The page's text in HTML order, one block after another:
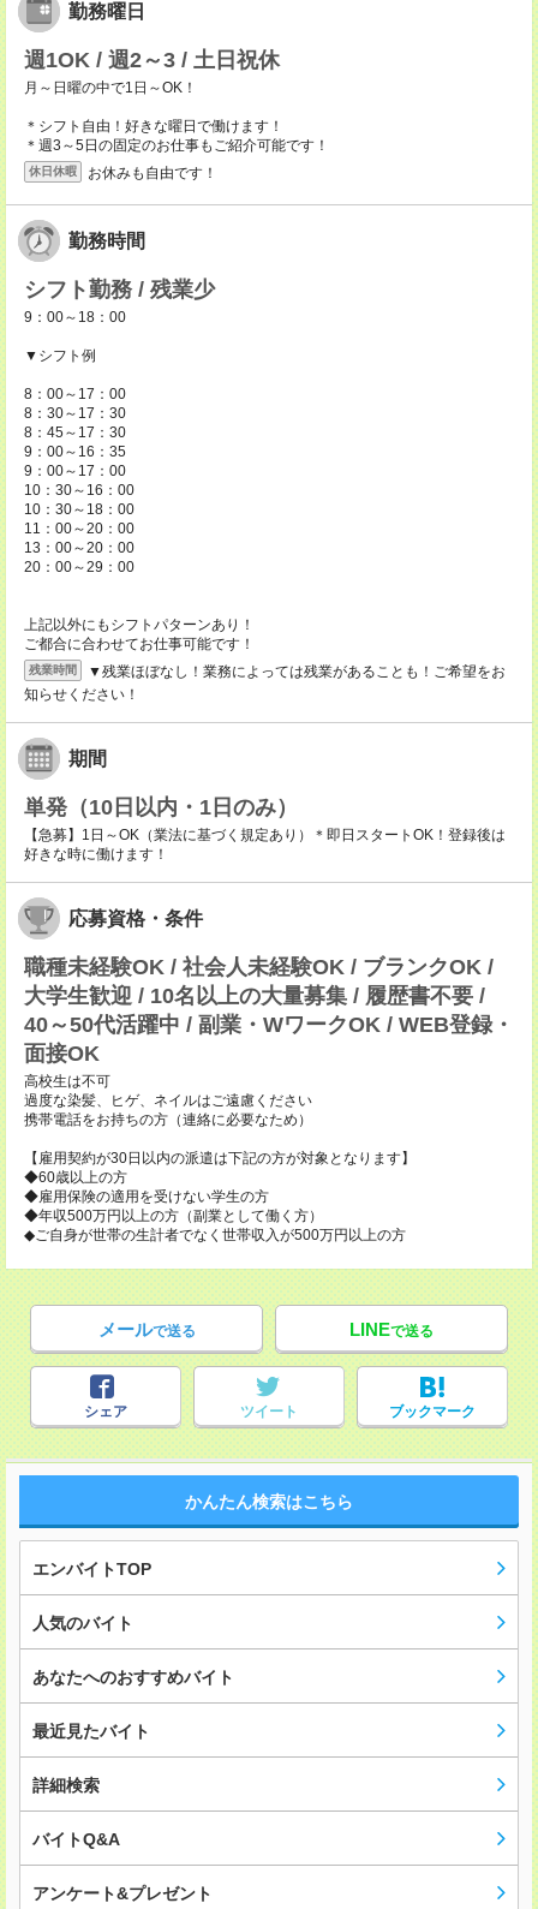
勤務曜日
週1OK / 週2～3 / 土日祝休
月～日曜の中で1日～OK！
＊シフト自由！好きな曜日で働けます！
＊週3～5日の固定のお仕事もご紹介可能です！
休日休暇 お休みも自由です！
勤務時間
シフト勤務 / 残業少
9：00～18：00
▼シフト例
8：00～17：00
8：30～17：30
8：45～17：30
9：00～16：35
9：00～17：00
10：30～16：00
10：30～18：00
11：00～20：00
13：00～20：00
20：00～29：00
上記以外にもシフトパターンあり！
ご都合に合わせてお仕事可能です！
残業時間
▼残業ほぼなし！業務によっては残業があることも！ご希望をお
知らせください！
期間
単発（10日以内・1日のみ）
【急募】1日～OK（業法に基づく規定あり）＊即日スタートOK！登録後は
好きな時に働けます！
応募資格・条件
職種未経験OK / 社会人未経験OK / ブランクOK /
大学生歓迎 / 10名以上の大量募集 / 履歴書不要 /
40～50代活躍中 / 副業・WワークOK / WEB登録・
面接OK
高校生は不可
過度な染髪、ヒゲ、ネイルはご遠慮ください
携帯電話をお持ちの方（連絡に必要なため）
【雇用契約が30日以内の派遣は下記の方が対象となります】
◆60歳以上の方
◆雇用保険の適用を受けない学生の方
◆年収500万円以上の方（副業として働く方）
◆ご自身が世帯の生計者でなく世帯収入が500万円以上の方
メールで送る LINEで送る
シェア ツイート ブックマーク
かんたん検索はこちら
エンバイトTOP
人気のバイト
あなたへのおすすめバイト
最近見たバイト
詳細検索
バイトQ&A
アンケート&プレゼント